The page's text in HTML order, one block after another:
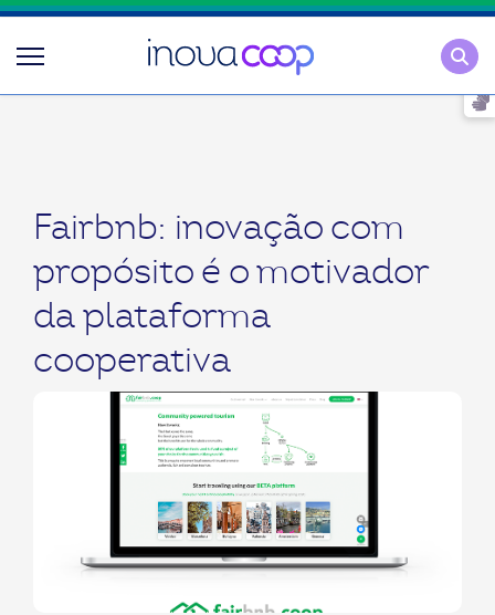
Fairbnb: inovação com
propósito é o motivador
da plataforma
cooperativa